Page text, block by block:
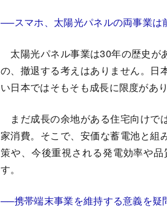
──スマホ、太陽光パネルの両事業は
太陽光パネル事業は30年の歴史が
の、撤退する考えはありません。日
い日本ではそもそも成長に限度があ
まだ成長の余地がある住宅向けで
家消費。そこで、安価な蓄電池と組
策や、今後重視される発電効率や
す。
──携帯端末事業を維持する意義を疑